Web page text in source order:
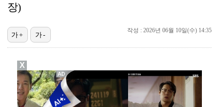
"황정민, '어우 섹시하네' 마음의 소리였다 시인해" …
장)
작성 : 2026년 06월 10일(수) 14:35
가+ 가-
X